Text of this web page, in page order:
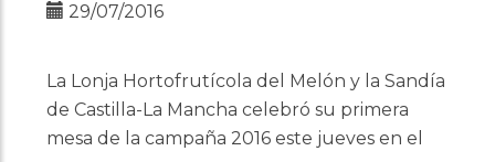
29/07/2016
La Lonja Hortofrutícola del Melón y la Sandía
de Castilla-La Mancha celebró su primera
mesa de la campaña 2016 este jueves en el